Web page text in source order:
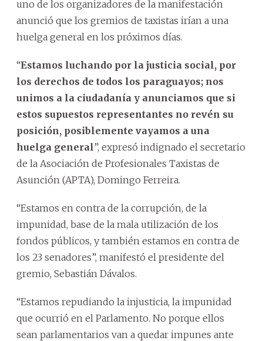
uno de los organizadores de la manifestación
anunció que los gremios de taxistas irían a una
huelga general en los próximos días.
“Estamos luchando por la justicia social, por
los derechos de todos los paraguayos; nos
unimos a la ciudadanía y anunciamos que si
estos supuestos representantes no revén su
posición, posiblemente vayamos a una
huelga general”, expresó indignado el secretario
de la Asociación de Profesionales Taxistas de
Asunción (APTA), Domingo Ferreira.
“Estamos en contra de la corrupción, de la
impunidad, base de la mala utilización de los
fondos públicos, y también estamos en contra de
los 23 senadores”, manifestó el presidente del
gremio, Sebastián Dávalos.
“Estamos repudiando la injusticia, la impunidad
que ocurrió en el Parlamento. No porque ellos
sean parlamentarios van a quedar impunes ante